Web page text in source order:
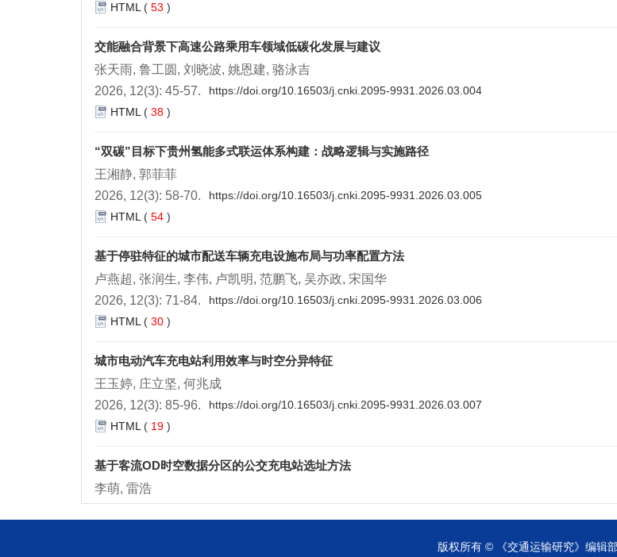
HTML ( 53 )
交能融合背景下高速公路乘用车领域低碳化发展与建议
张天雨, 鲁工圆, 刘晓波, 姚恩建, 骆泳吉
2026, 12(3): 45-57.
https://doi.org/10.16503/j.cnki.2095-9931.2026.03.004
HTML ( 38 )
“双碳”目标下贵州氢能多式联运体系构建：战略逻辑与实施路径
王湘静, 郭菲菲
2026, 12(3): 58-70.
https://doi.org/10.16503/j.cnki.2095-9931.2026.03.005
HTML ( 54 )
基于停驻特征的城市配送车辆充电设施布局与功率配置方法
卢燕超, 张润生, 李伟, 卢凯明, 范鹏飞, 吴亦政, 宋国华
2026, 12(3): 71-84.
https://doi.org/10.16503/j.cnki.2095-9931.2026.03.006
HTML ( 30 )
城市电动汽车充电站利用效率与时空分异特征
王玉婷, 庄立坚, 何兆成
2026, 12(3): 85-96.
https://doi.org/10.16503/j.cnki.2095-9931.2026.03.007
HTML ( 19 )
基于客流OD时空数据分区的公交充电站选址方法
李萌, 雷浩
版权所有 © 《交通运输研究》编辑